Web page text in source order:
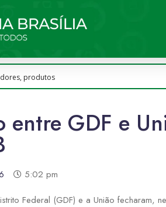
entre GDF e
5:02 pm
Federal (GDF) e a União fecharam,